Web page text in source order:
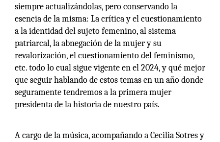
siempre actualizándolas, pero conservando la
esencia de la misma: La crítica y el cuestionamiento
a la identidad del sujeto femenino, al sistema
patriarcal, la abnegación de la mujer y su
revalorización, el cuestionamiento del feminismo,
etc. todo lo cual sigue vigente en el 2024, y qué mejor
que seguir hablando de estos temas en un año donde
seguramente tendremos a la primera mujer
presidenta de la historia de nuestro país.
A cargo de la música, acompañando a Cecilia Sotres y